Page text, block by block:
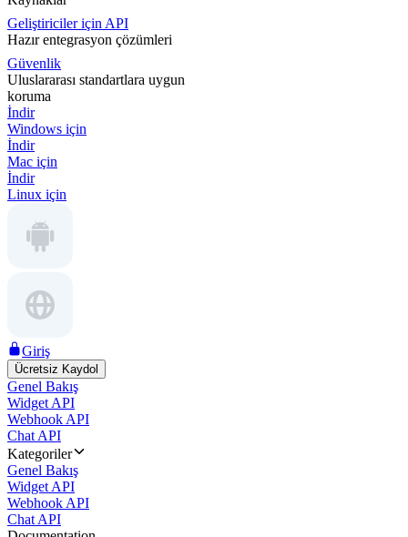
Geliştiriciler için API
Hazır entegrasyon çözümleri
Güvenlik
Uluslararası standartlara uygun
koruma
İndir
Windows için
İndir
Mac için
İndir
Linux için
Giriş
Ücretsiz Kaydol
Genel Bakış
Widget API
Webhook API
Chat API
Kategoriler
Genel Bakış
Widget API
Webhook API
Chat API